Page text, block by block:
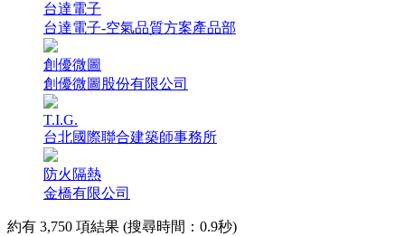
台達電子
台達電子-空氣品質方案產品部
創優微圖
創優微圖股份有限公司
T.I.G.
台北國際聯合建築師事務所
防火隔熱
金橋有限公司
約有 3,750 項結果 (搜尋時間：0.9秒)